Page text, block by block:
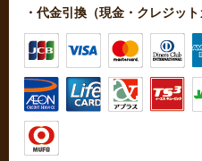
・代金引換（現金・クレジット